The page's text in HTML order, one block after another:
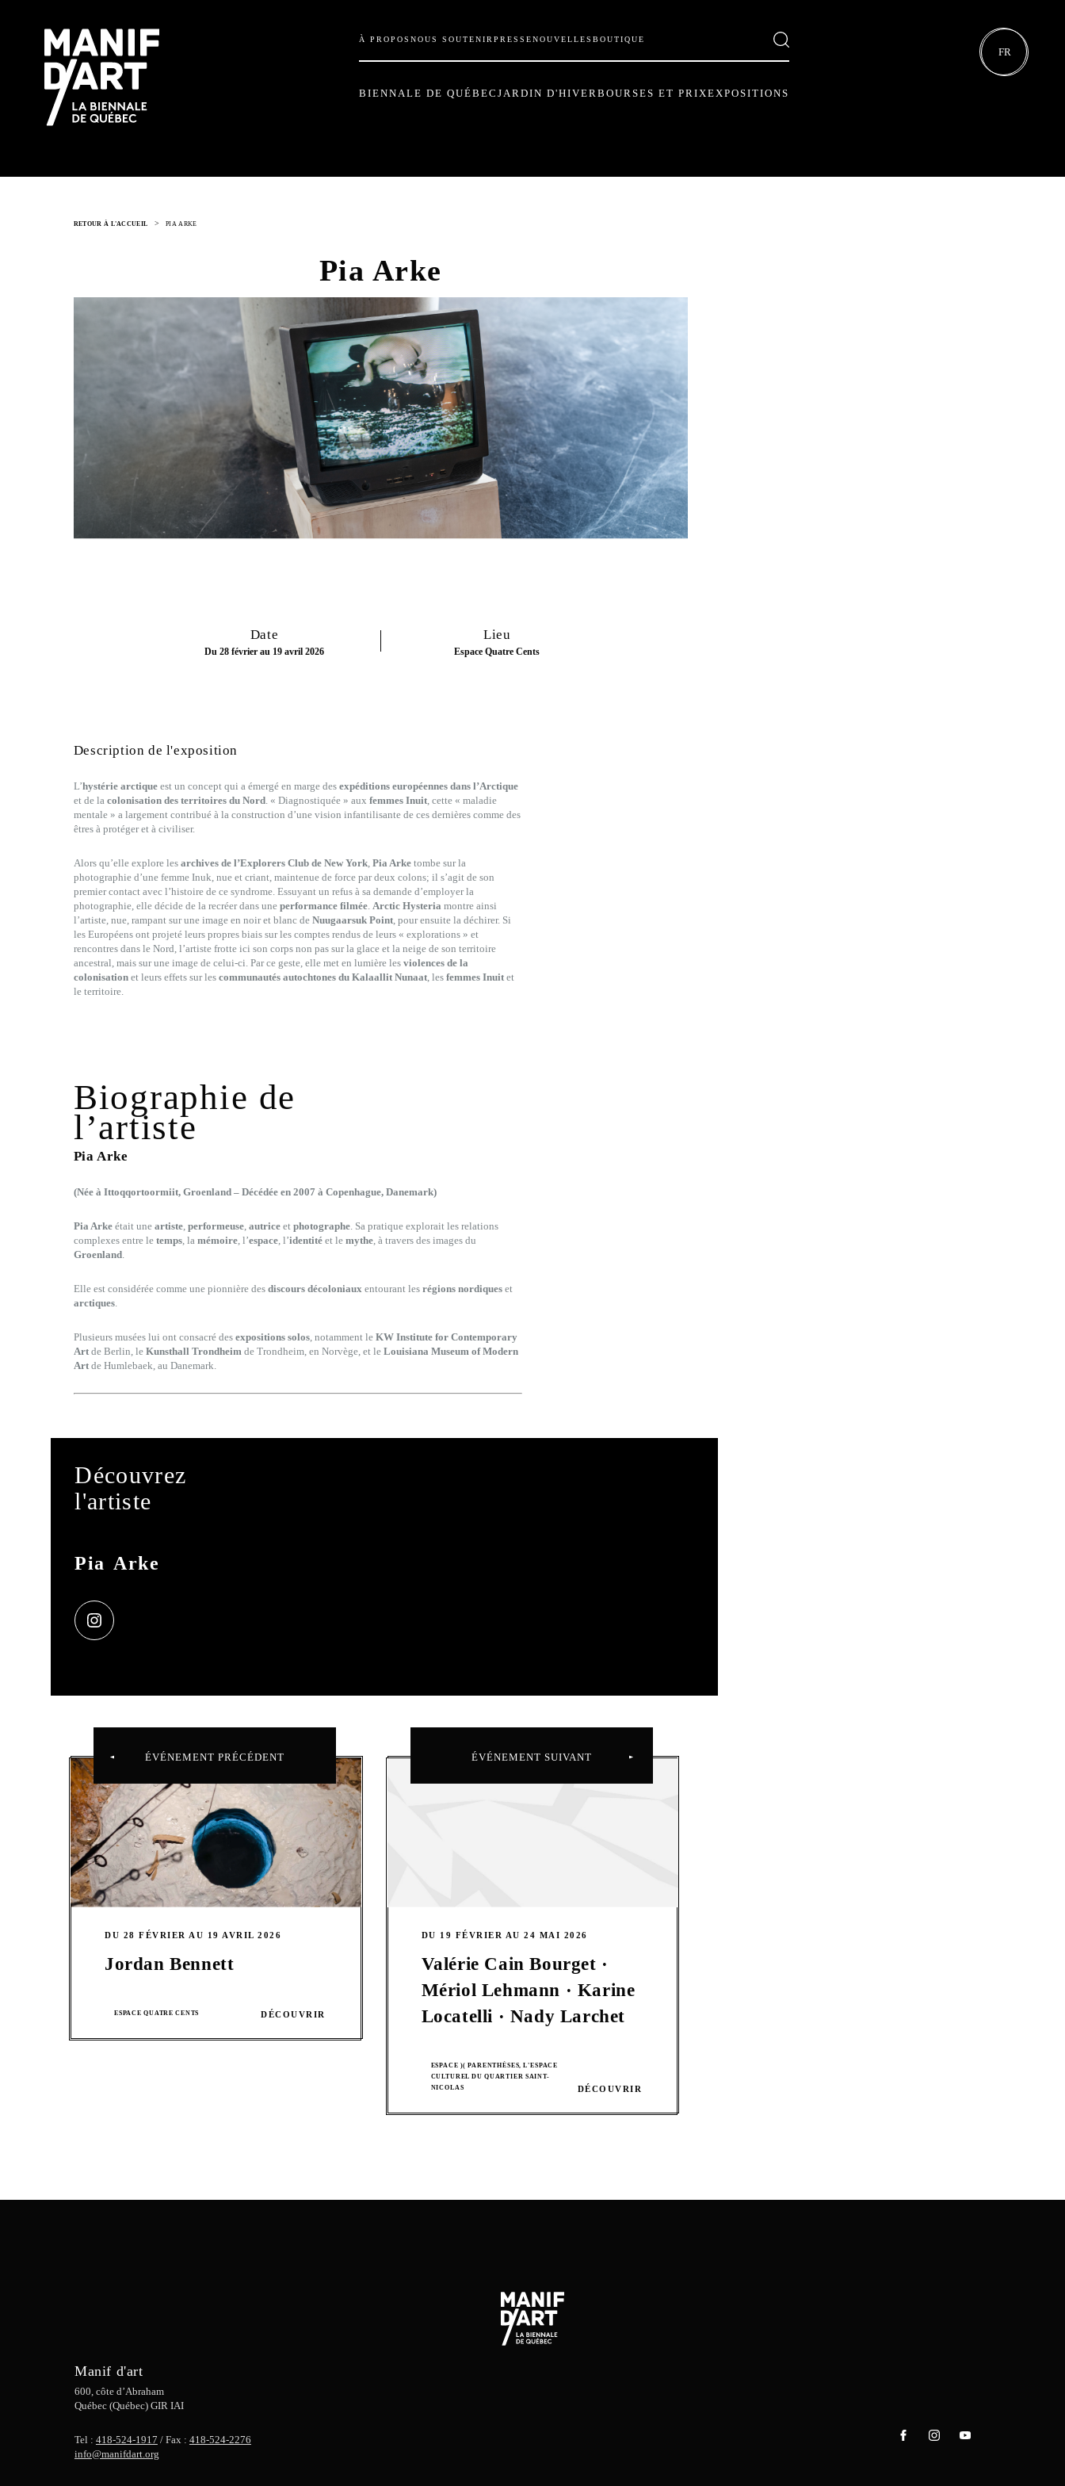
À PROPOS NOUS SOUTENIR PRESSENOUVELLES BOUTIQUE
BIENNALE DE QUÉBEC JARDIN D'HIVERBOURSES ET PRIXEXPOSITIONS
FR
RETOUR À L'ACCUEIL > PIA ARKE
Pia Arke
Date
Du 28 février au 19 avril 2026
Lieu
Espace Quatre Cents
Description de l'exposition
L’hystérie arctiqueest un concept qui a émergé en marge des expéditions européennes dans l’Arctique
et de la colonisation des territoires du Nord. « Diagnostiquée » aux femmes Inuit, cette « maladie
mentale » a largement contribué à la construction d’une vision infantilisante de ces dernières comme des
êtres à protéger et à civiliser.
Alors qu’elle explore les archives de l’Explorers Club de New York, Pia Arketombe sur la
photographie d’une femme Inuk, nue et criant, maintenue de force par deux colons; il s’agit de son
premier contact avec l’histoire de ce syndrome. Essuyant un refus à sa demande d’employer la
photographie, elle décide de la recréer dans une performance filmée. Arctic Hysteria montre ainsi
l’artiste, nue, rampant sur une image en noir et blanc de Nuugaarsuk Point, pour ensuite la déchirer. Si
les Européens ont projeté leurs propres biais sur les comptes rendus de leurs « explorations » et
rencontres dans le Nord, l’artiste frotte ici son corps non pas sur la glace et la neige de son territoire
ancestral, mais sur une image de celui-ci. Par ce geste, elle met en lumière les violences de la
colonisationet leurs effets sur les communautés autochtones du Kalaallit Nunaat, les femmes Inuitet
le territoire.
Biographie de
l’artiste
Pia Arke
(Née à Ittoqqortoormiit, Groenland – Décédée en 2007 à Copenhague, Danemark)
Pia Arkeétait une artiste, performeuse, autriceet photographe. Sa pratique explorait les relations
complexes entre le temps, la mémoire, l’espace, l’identitéet le mythe, à travers des images du
Groenland.
Elle est considérée comme une pionnière des discours décoloniauxentourant les régions nordiqueset
arctiques.
Plusieurs musées lui ont consacré des expositions solos, notamment le KW Institute for Contemporary
Artde Berlin, le Kunsthall Trondheimde Trondheim, en Norvège, et le Louisiana Museum of Modern
Artde Humlebaek, au Danemark.
Découvrez
l'artiste
Pia Arke
ÉVÉNEMENT PRÉCÉDENT
DU 28 FÉVRIER AU 19 AVRIL 2026
Jordan Bennett
ESPACE QUATRE CENTS DÉCOUVRIR
ÉVÉNEMENT SUIVANT
DU 19 FÉVRIER AU 24 MAI 2026
Valérie Cain Bourget ·
Mériol Lehmann · Karine
Locatelli · Nady Larchet
ESPACE )( PARENTHÈSES, L'ESPACE
CULTUREL DU QUARTIER SAINT-
NICOLAS
DÉCOUVRIR
Manif d'art
600, côte d’Abraham
Québec (Québec) GIR IAI
Tel : 418-524-1917 / Fax : 418-524-2276
info@manifdart.org